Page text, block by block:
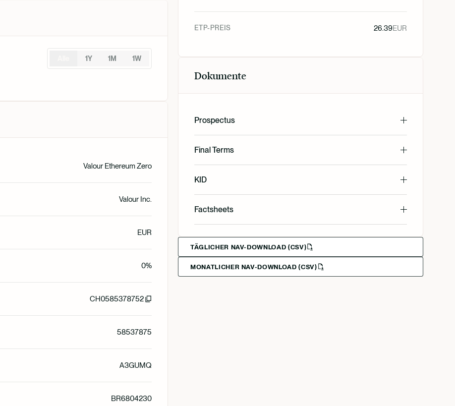
1Y 1M 1W
Valour Ethereum Zero
Valour Inc.
EUR
0%
CH0585378752
58537875
A3GUMQ
BR6804230
ETP-PREIS 26.39EUR
Dokumente
Prospectus
English
Final Terms
English
Svenska
KID
English
Factsheets
English
Svenska
TÄGLICHER NAV-DOWNLOAD (CSV)
MONATLICHER NAV-DOWNLOAD (CSV)